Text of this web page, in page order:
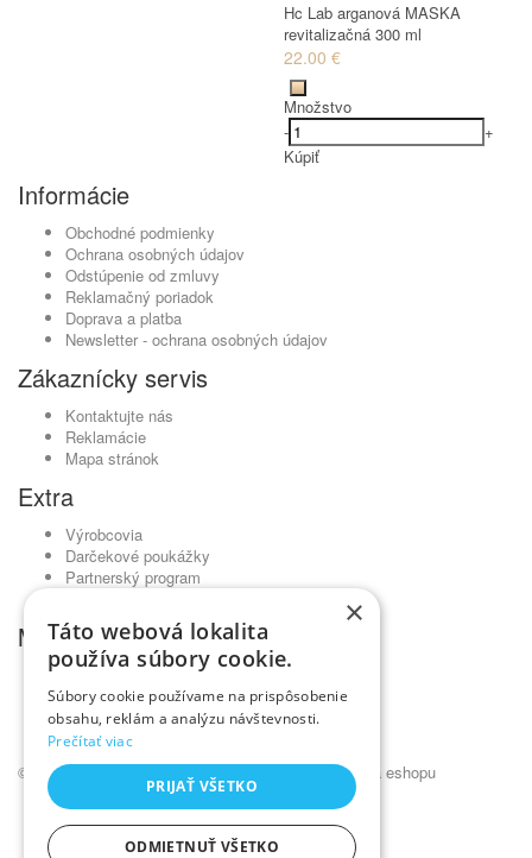
Hc Lab arganová MASKA
revitalizačná 300 ml
22.00 €
Množstvo
-
+
Kúpiť
Informácie
Obchodné podmienky
Ochrana osobných údajov
Odstúpenie od zmluvy
Reklamačný poriadok
Doprava a platba
Newsletter - ochrana osobných údajov
Zákaznícky servis
Kontaktujte nás
Reklamácie
Mapa stránok
Extra
Výrobcovia
Darčekové poukážky
Partnerský program
Môj účet
Môj účet
História objednávok
Obľúbené produkty
Novinky
© Kadernícky veľkoobchod •NajReklama.sk - tvorba eshopu
×
Táto webová lokalita
používa súbory cookie.
Súbory cookie používame na prispôsobenie
obsahu, reklám a analýzu návštevnosti.
Prečítať viac
PRIJAŤ VŠETKO
ODMIETNUŤ VŠETKO